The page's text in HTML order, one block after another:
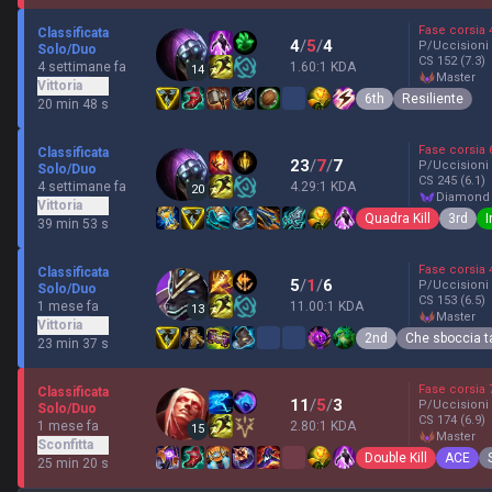
Classificata
Solo/Duo
4 settimane fa
Vittoria
20 min 48 s
14
4/5/4
1.60:1 KDA
Fase corsia
P/Uccisioni
CS 152 (7.3)
master
6th Resiliente
Classificata
Solo/Duo
4 settimane fa
Vittoria
39 min 53 s
20
23/7/7
4.29:1 KDA
Fase corsia
P/Uccisioni
CS 245 (6.1)
Quadra Kill 3rd
Classificata
Solo/Duo
1 mese fa
Vittoria
23 min 37 s
13
5/1/6
11.00:1 KDA
Fase corsia
P/Uccisioni
CS 153 (6.5)
master
2nd Che sboccia
Classificata
Solo/Duo
1 mese fa
Sconfitta
25 min 20 s
15
11/5/3
2.80:1 KDA
Fase corsia
P/Uccisioni
CS 174 (6.9)
master
Double Kill ACE